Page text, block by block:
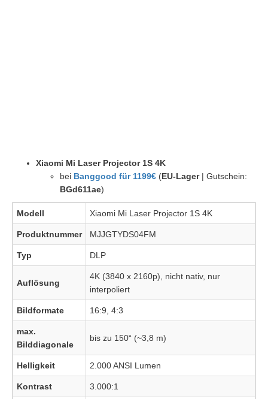
Xiaomi Mi Laser Projector 1S 4K
bei Banggood für 1199€ (EU-Lager | Gutschein:
BGd611ae)
Modell Xiaomi Mi Laser Projector 1S 4K
Produktnummer MJJGTYDS04FM
Typ DLP
Auflösung
4K (3840 x 2160p), nicht nativ, nur
interpoliert
Bildformate 16:9, 4:3
max.
Bilddiagonale
bis zu 150“ (~3,8 m)
Helligkeit 2.000 ANSI Lumen
Kontrast 3.000:1